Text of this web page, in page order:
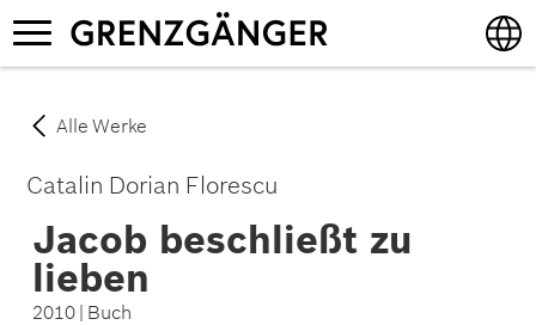
Direkt
zum
Inhalt
Navigation
aktivieren/deaktivieren
Alle Werke
Catalin Dorian Florescu
Jacob beschließt zu
lieben
2010 | Buch